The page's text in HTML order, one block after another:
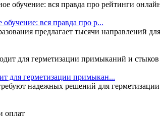
вся правда про р...
предлагает тысячи направлений
для герметизации примыкан...
надежных решений для